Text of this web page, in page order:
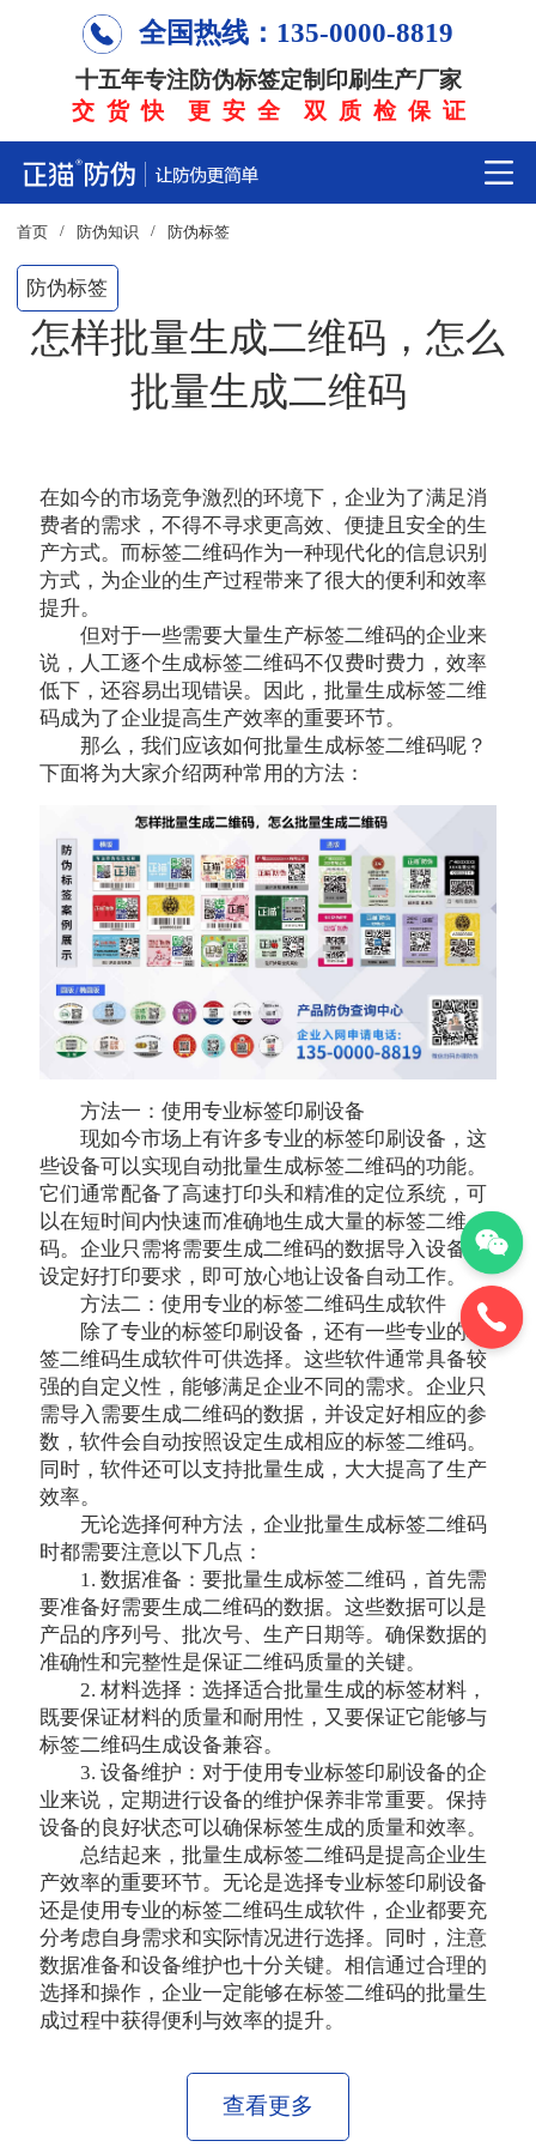
全国热线：135-0000-8819
十五年专注防伪标签定制印刷生产厂家
交 货 快 更 安 全 双 质 检 保 证
首页 / 防伪知识 / 防伪标签
防伪标签
怎样批量生成二维码，怎么
批量生成二维码
在如今的市场竞争激烈的环境下，企业为了满足消
费者的需求，不得不寻求更高效、便捷且安全的生
产方式。而标签二维码作为一种现代化的信息识别
方式，为企业的生产过程带来了很大的便利和效率
提升。
但对于一些需要大量生产标签二维码的企业来
说，人工逐个生成标签二维码不仅费时费力，效率
低下，还容易出现错误。因此，批量生成标签二维
码成为了企业提高生产效率的重要环节。
那么，我们应该如何批量生成标签二维码呢？
下面将为大家介绍两种常用的方法：
方法一：使用专业标签印刷设备
现如今市场上有许多专业的标签印刷设备，这
些设备可以实现自动批量生成标签二维码的功能。
它们通常配备了高速打印头和精准的定位系统，可
以在短时间内快速而准确地生成大量的标签二维
码。企业只需将需要生成二维码的数据导入设备，
设定好打印要求，即可放心地让设备自动工作。
方法二：使用专业的标签二维码生成软件
除了专业的标签印刷设备，还有一些专业的标
签二维码生成软件可供选择。这些软件通常具备较
强的自定义性，能够满足企业不同的需求。企业只
需导入需要生成二维码的数据，并设定好相应的参
数，软件会自动按照设定生成相应的标签二维码。
同时，软件还可以支持批量生成，大大提高了生产
效率。
无论选择何种方法，企业批量生成标签二维码
时都需要注意以下几点：
1. 数据准备：要批量生成标签二维码，首先需
要准备好需要生成二维码的数据。这些数据可以是
产品的序列号、批次号、生产日期等。确保数据的
准确性和完整性是保证二维码质量的关键。
2. 材料选择：选择适合批量生成的标签材料，
既要保证材料的质量和耐用性，又要保证它能够与
标签二维码生成设备兼容。
3. 设备维护：对于使用专业标签印刷设备的企
业来说，定期进行设备的维护保养非常重要。保持
设备的良好状态可以确保标签生成的质量和效率。
总结起来，批量生成标签二维码是提高企业生
产效率的重要环节。无论是选择专业标签印刷设备
还是使用专业的标签二维码生成软件，企业都要充
分考虑自身需求和实际情况进行选择。同时，注意
数据准备和设备维护也十分关键。相信通过合理的
选择和操作，企业一定能够在标签二维码的批量生
成过程中获得便利与效率的提升。
查看更多